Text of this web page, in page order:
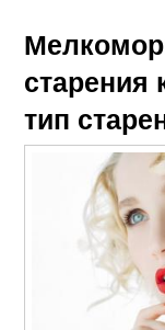
старения
тип